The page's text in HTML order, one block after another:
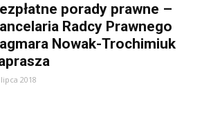
porady prawne –
Radcy Prawnego
Nowak-Trochimiuk
2018